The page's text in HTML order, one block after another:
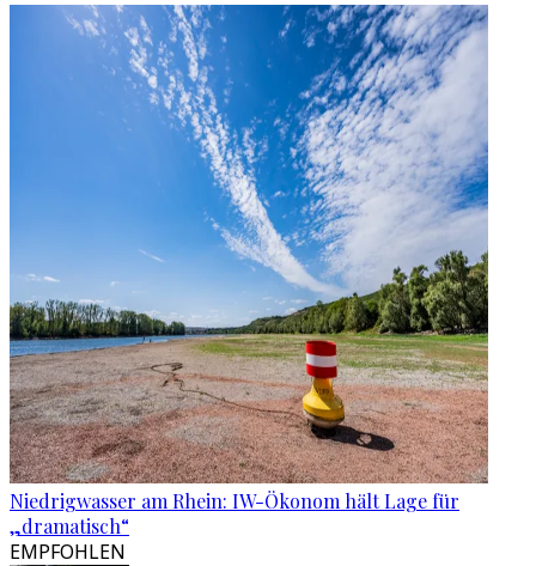
Niedrigwasser am Rhein: IW-Ökonom hält Lage für
„dramatisch“
EMPFOHLEN